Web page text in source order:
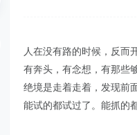
人在没有路的时候，反而
有奔头，有念想，有那些
绝境是走着走着，发现前
能试的都试过了。能抓的